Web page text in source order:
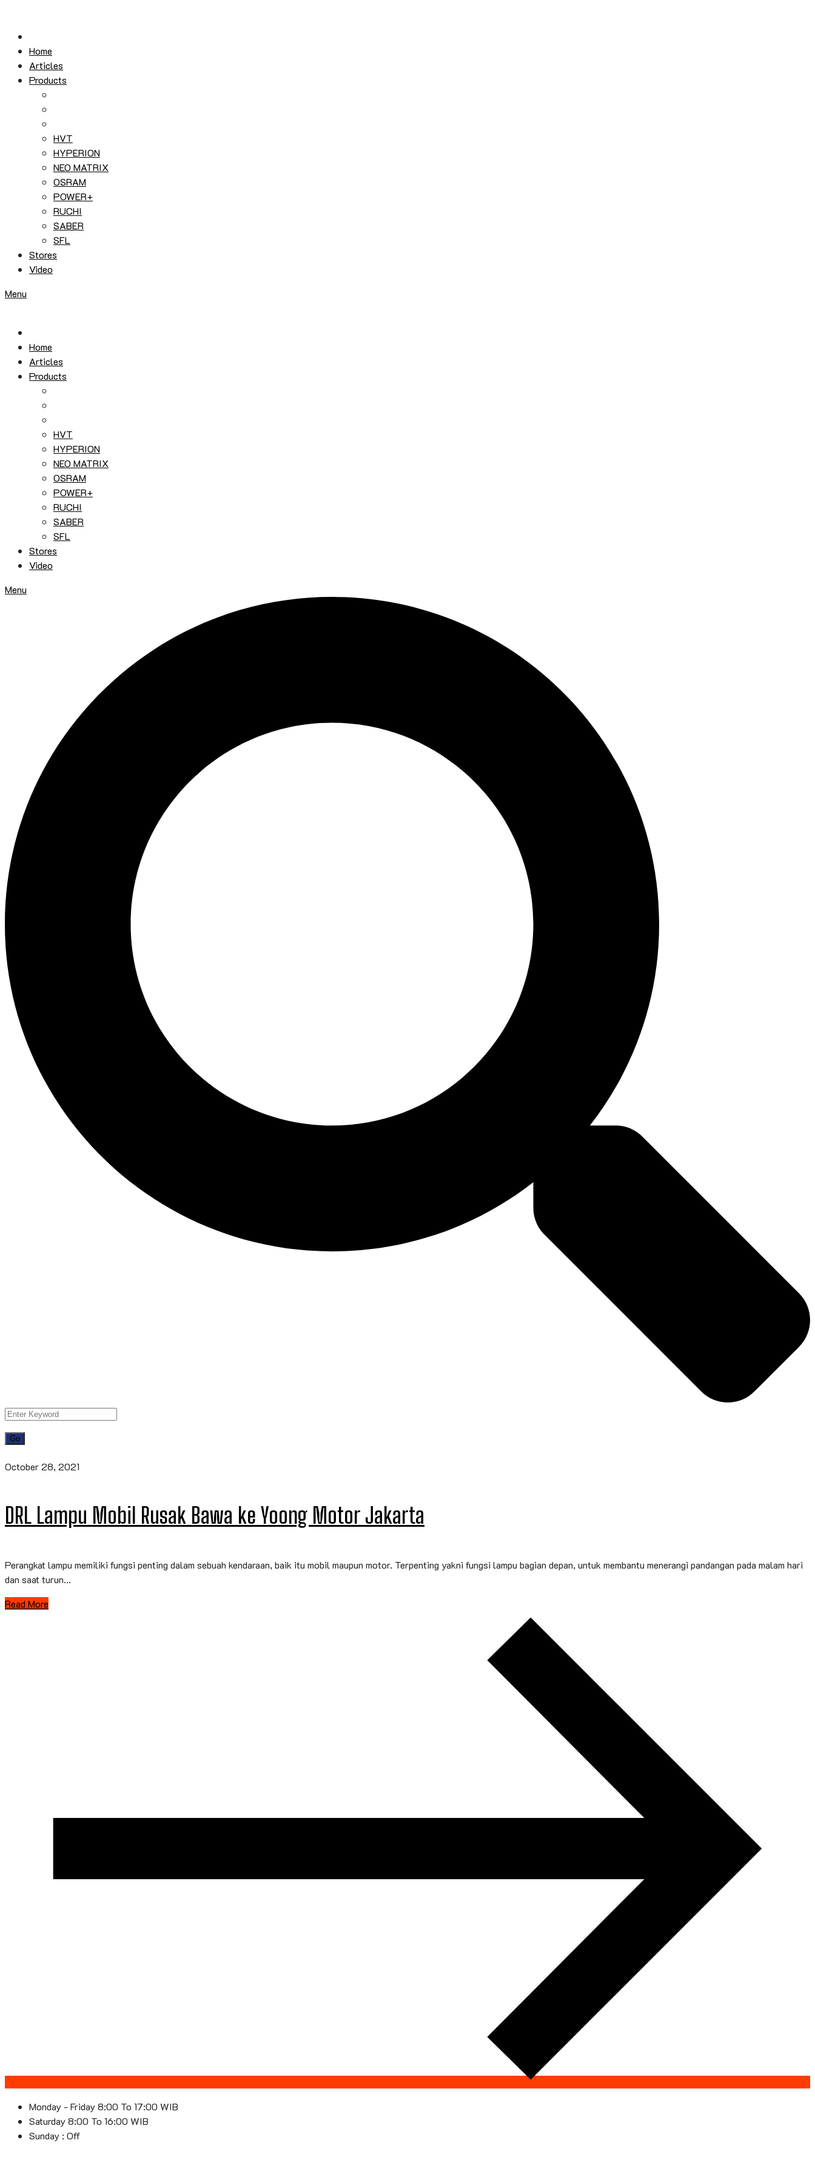
content
Home
Articles
Products
HVT
HYPERION
NEO MATRIX
OSRAM
POWER+
RUCHI
SABER
SFL
Stores
Video
Menu
Home
Articles
Products
HVT
HYPERION
NEO MATRIX
OSRAM
POWER+
RUCHI
SABER
SFL
Stores
Video
Menu
October 28, 2021
DRL Lampu Mobil Rusak Bawa ke Yoong Motor Jakarta
Perangkat lampu memiliki fungsi penting dalam sebuah kendaraan, baik itu mobil maupun motor. Terpenting yakni fungsi lampu bagian depan, untuk membantu menerangi pandangan pada malam hari
dan saat turun...
Read More
Monday - Friday 8:00 To 17:00 WIB
Saturday 8:00 To 16:00 WIB
Sunday : Off